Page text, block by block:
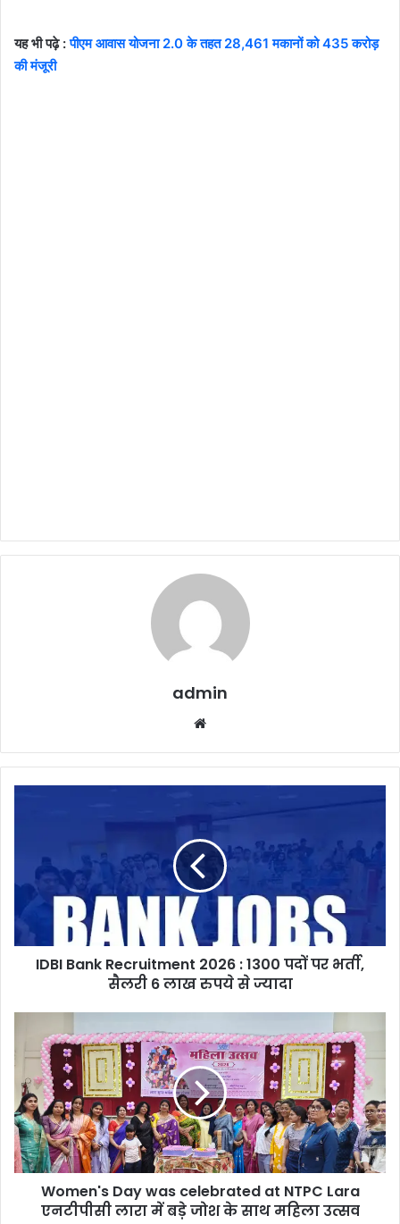
यह भी पढ़े :पीएम आवास योजना 2.0 के तहत 28,461 मकानों को 435 करोड़
की मंजूरी
admin
1300
पदों
भर्ती,
सैलरी
ज्यादा
IDBI Bank Recruitment 2026 : 1300 पदों पर भर्ती,
सैलरी 6 लाख रुपये से ज्यादा
was
celebrated
at
NTPC
Lara
एनटीपीसी
लारा
Women's Day was celebrated at NTPC Lara
एनटीपीसी लारा में बड़े जोश के साथ महिला उत्सव